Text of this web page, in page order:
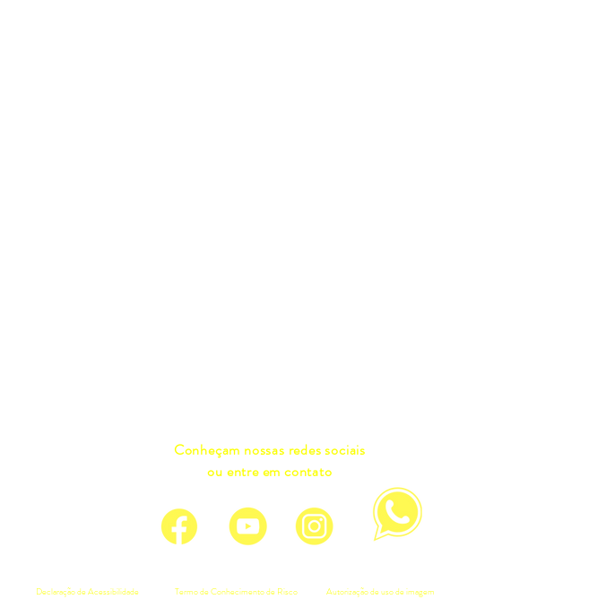
Conheçam nossas redes sociais
ou entre em contato
Declaração de Acessibilidade Termo de Conhecimento de Risco Autorização de uso de imagem